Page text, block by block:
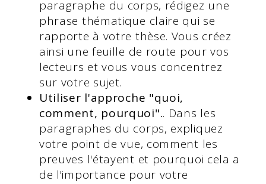
paragraphe du corps, rédigez une
phrase thématique claire qui se
rapporte à votre thèse. Vous créez
ainsi une feuille de route pour vos
lecteurs et vous vous concentrez
sur votre sujet.
Utiliser l'approche "quoi,
comment, pourquoi".. Dans les
paragraphes du corps, expliquez
votre point de vue, comment les
preuves l'étayent et pourquoi cela a
de l'importance pour votre